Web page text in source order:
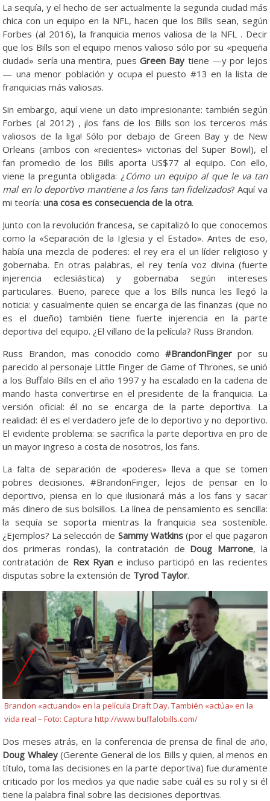
La sequía, y el hecho de ser actualmente la segunda ciudad más
chica con un equipo en la NFL, hacen que los Bills sean, según
Forbes (al 2016), la franquicia menos valiosa de la NFL . Decir
que los Bills son el equipo menos valioso sólo por su «pequeña
ciudad» sería una mentira, pues Green Bay tiene —y por lejos
— una menor población y ocupa el puesto #13 en la lista de
franquicias más valiosas.
Sin embargo, aquí viene un dato impresionante: también según
Forbes (al 2012) , ¡los fans de los Bills son los terceros más
valiosos de la liga! Sólo por debajo de Green Bay y de New
Orleans (ambos con «recientes» victorias del Super Bowl), el
fan promedio de los Bills aporta US$77 al equipo. Con ello,
viene la pregunta obligada: ¿ Cómo un equipo al que le va tan
mal en lo deportivo mantiene a los fans tan fidelizados? Aquí va
mi teoría: una cosa es consecuencia de la otra.
Junto con la revolución francesa, se capitalizó lo que conocemos
como la «Separación de la Iglesia y el Estado». Antes de eso,
había una mezcla de poderes: el rey era el un líder religioso y
gobernaba. En otras palabras, el rey tenía voz divina (fuerte
injerencia eclesiástica) y gobernaba según intereses
particulares. Bueno, parece que a los Bills nunca les llegó la
noticia: y casualmente quien se encarga de las finanzas (que no
es el dueño) también tiene fuerte injerencia en la parte
deportiva del equipo. ¿El villano de la película? Russ Brandon.
Russ Brandon, mas conocido como#BrandonFinger por su
parecido al personaje Little Finger de Game of Thrones, se unió
a los Buffalo Bills en el año 1997 y ha escalado en la cadena de
mando hasta convertirse en el presidente de la franquicia. La
versión oficial: él no se encarga de la parte deportiva. La
realidad: él es el verdadero jefe de lo deportivo y no deportivo.
El evidente problema: se sacrifica la parte deportiva en pro de
un mayor ingreso a costa de nosotros, los fans.
La falta de separación de «poderes» lleva a que se tomen
pobres decisiones. #BrandonFinger, lejos de pensar en lo
deportivo, piensa en lo que ilusionará más a los fans y sacar
más dinero de sus bolsillos. La línea de pensamiento es sencilla:
la sequía se soporta mientras la franquicia sea sostenible.
¿Ejemplos? La selección de Sammy Watkins(por el que pagaron
dos primeras rondas), la contratación de Doug Marrone, la
contratación de Rex Ryan e incluso participó en las recientes
disputas sobre la extensión de Tyrod Taylor.
Brandon «actuando» en la película Draft Day. También «actúa» en la
vida real – Foto: Captura http://www.buffalobills.com/
Dos meses atrás, en la conferencia de prensa de final de año,
Doug Whaley(Gerente General de los Bills y quien, al menos en
título, toma las decisiones en la parte deportiva) fue duramente
criticado por los medios ya que nadie sabe cuál es su rol y si él
tiene la palabra final sobre las decisiones deportivas.